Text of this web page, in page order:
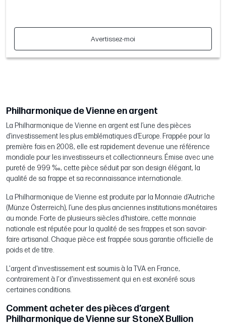
Avertissez-moi
Philharmonique de Vienne en argent
La Philharmonique de Vienne en argent est l’une des pièces
d’investissement les plus emblématiques d’Europe. Frappée pour la
première fois en 2008, elle est rapidement devenue une référence
mondiale pour les investisseurs et collectionneurs. Émise avec une
pureté de 999 ‰, cette pièce séduit par son design élégant, la
qualité de sa frappe et sa reconnaissance internationale.
La Philharmonique de Vienne est produite par la Monnaie d’Autriche
(Münze Österreich), l’une des plus anciennes institutions monétaires
au monde. Forte de plusieurs siècles d’histoire, cette monnaie
nationale est réputée pour la qualité de ses frappes et son savoir-
faire artisanal. Chaque pièce est frappée sous garantie officielle de
poids et de titre.
L'argent d'investissement est soumis à la TVA en France,
contrairement à l'or d'investissement qui en est exonéré sous
certaines conditions.
Comment acheter des pièces d’argent
Philharmonique de Vienne sur StoneX Bullion